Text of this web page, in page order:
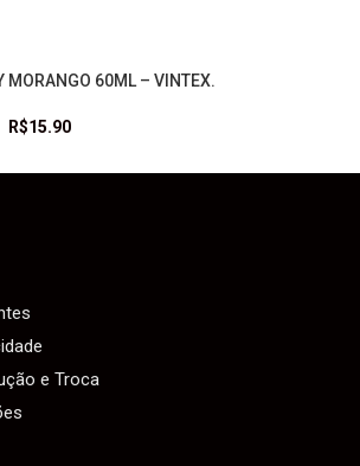
MORANGO 60ML – VINTEX.
R$15.90
e Troca